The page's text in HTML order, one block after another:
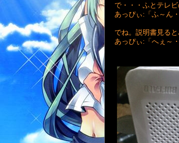
で・・・ふとテレ
あっぴぃ:「ふ～ん
でね。説明書見る
あっぴぃ:「へぇ～